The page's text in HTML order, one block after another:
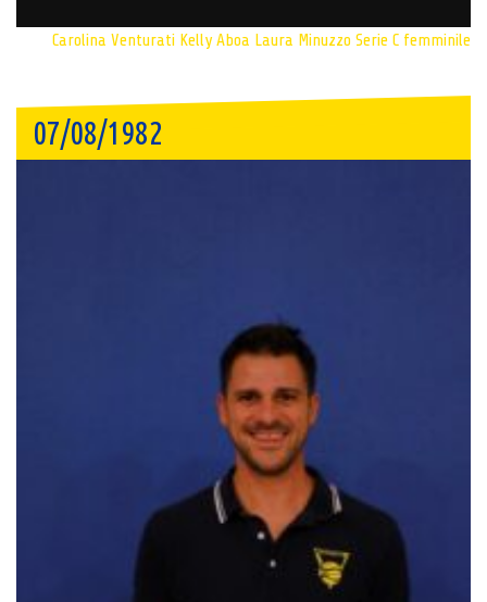
Carolina Venturati Kelly Aboa Laura Minuzzo Serie C femminile
07/08/1982